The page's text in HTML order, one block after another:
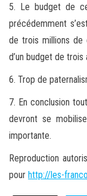
5. Le budget de
précédemment
de trois millions de
d’un budget de trois
6. Trop de
7. En conclusion
devront se
importante.
Reproduction
pour http://les-